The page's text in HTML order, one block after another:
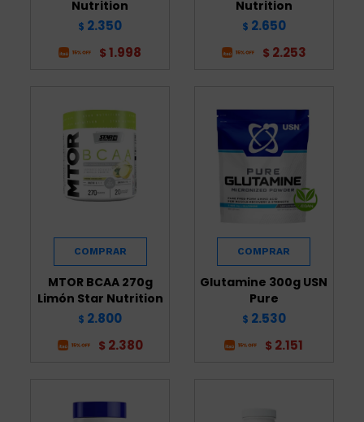
Nutrition
$ 2.350
$ 1.998
Nutrition
$ 2.650
$ 2.253
MTOR BCAA 270g
Limón Star Nutrition
$ 2.800
$ 2.380
Glutamine 300g USN
Pure
$ 2.530
$ 2.151